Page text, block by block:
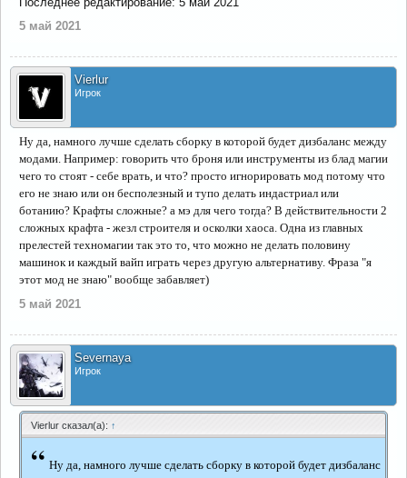
5 май 2021
Vierlur
Игрок
Ну да, намного лучше сделать сборку в которой будет дизбаланс между
модами. Например: говорить что броня или инструменты из блад магии
чего то стоят - себе врать, и что? просто игнорировать мод потому что
его не знаю или он бесполезный и тупо делать индастриал или
ботанию? Крафты сложные? а мэ для чего тогда? В действительности 2
сложных крафта - жезл строителя и осколки хаоса. Одна из главных
прелестей техномагии так это то, что можно не делать половину
машинок и каждый вайп играть через другую альтернативу. Фраза "я
этот мод не знаю" вообще забавляет)
5 май 2021
Severnaya
Игрок
Vierlur сказал(а): ↑
“ Ну да, намного лучше сделать сборку в которой будет дизбаланс